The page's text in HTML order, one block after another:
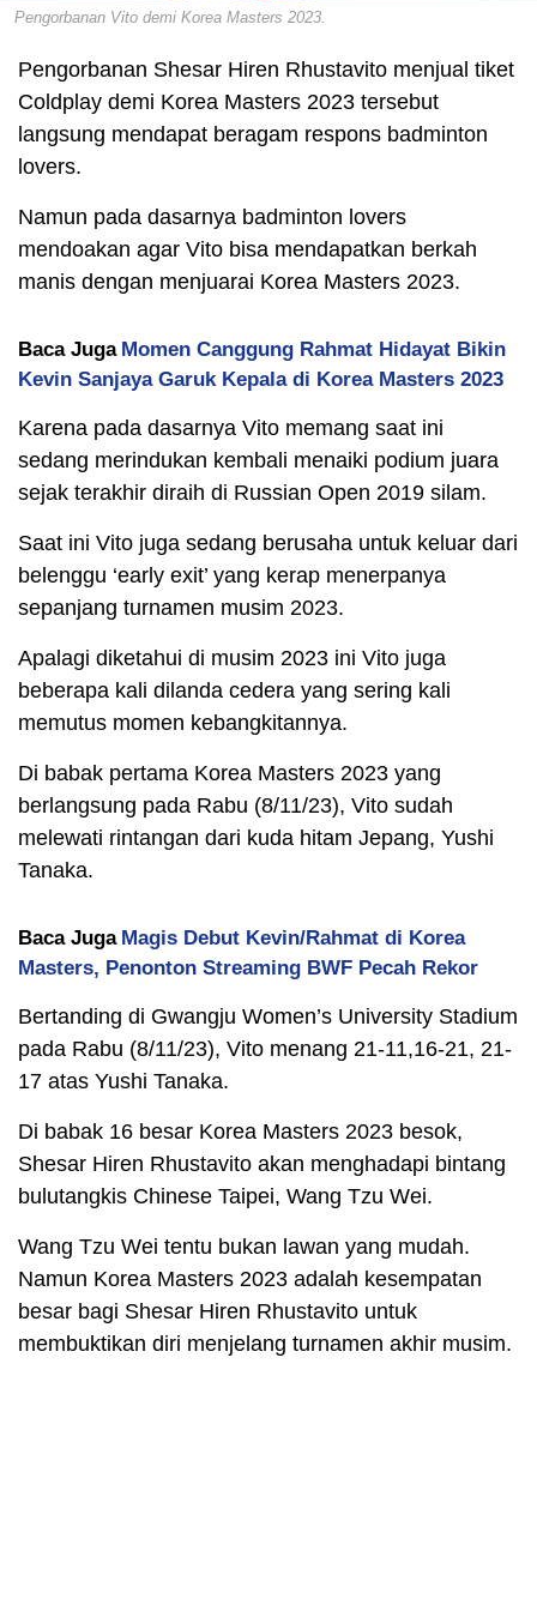
Pengorbanan Vito demi Korea Masters 2023.
Pengorbanan Shesar Hiren Rhustavito menjual tiket
Coldplay demi Korea Masters 2023 tersebut
langsung mendapat beragam respons badminton
lovers.
Namun pada dasarnya badminton lovers
mendoakan agar Vito bisa mendapatkan berkah
manis dengan menjuarai Korea Masters 2023.
Baca Juga Momen Canggung Rahmat Hidayat Bikin
Kevin Sanjaya Garuk Kepala di Korea Masters 2023
Karena pada dasarnya Vito memang saat ini
sedang merindukan kembali menaiki podium juara
sejak terakhir diraih di Russian Open 2019 silam.
Saat ini Vito juga sedang berusaha untuk keluar dari
belenggu ‘early exit’ yang kerap menerpanya
sepanjang turnamen musim 2023.
Apalagi diketahui di musim 2023 ini Vito juga
beberapa kali dilanda cedera yang sering kali
memutus momen kebangkitannya.
Di babak pertama Korea Masters 2023 yang
berlangsung pada Rabu (8/11/23), Vito sudah
melewati rintangan dari kuda hitam Jepang, Yushi
Tanaka.
Baca Juga Magis Debut Kevin/Rahmat di Korea
Masters, Penonton Streaming BWF Pecah Rekor
Bertanding di Gwangju Women’s University Stadium
pada Rabu (8/11/23), Vito menang 21-11,16-21, 21-
17 atas Yushi Tanaka.
Di babak 16 besar Korea Masters 2023 besok,
Shesar Hiren Rhustavito akan menghadapi bintang
bulutangkis Chinese Taipei, Wang Tzu Wei.
Wang Tzu Wei tentu bukan lawan yang mudah.
Namun Korea Masters 2023 adalah kesempatan
besar bagi Shesar Hiren Rhustavito untuk
membuktikan diri menjelang turnamen akhir musim.